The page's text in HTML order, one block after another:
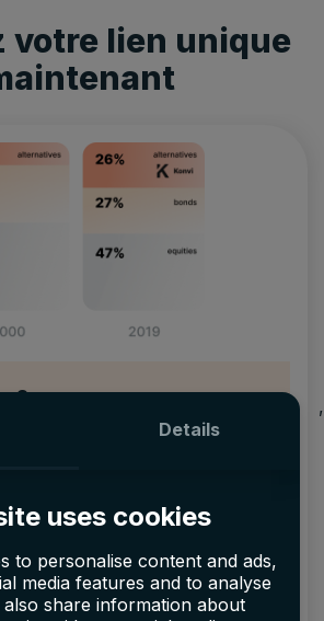
Details
uses cookies
to personalise content and ads,
media features and to analyse
share information about
votre lien unique
ont modifié la répartition
les investisseurs
,